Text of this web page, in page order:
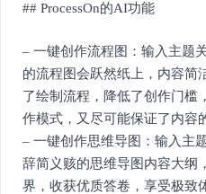
## ProcessOn的AI功能
– 一键创作流程图：输入主题
的流程图会跃然纸上，内容简
了绘制流程，降低了创作门槛
作模式，又尽可能保证了内容
– 一键创作思维导图：输入主
辞简义赅的思维导图内容大纲
界，收获优质答卷，享受极致